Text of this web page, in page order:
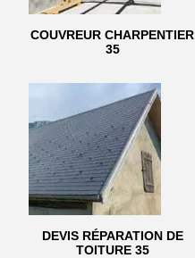
COUVREUR CHARPENTIER
35
DEVIS RÉPARATION DE
TOITURE 35